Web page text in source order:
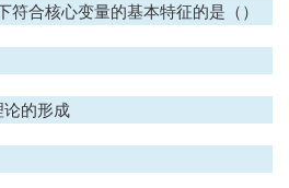
合核心变量的基本特征的是（）
的形成